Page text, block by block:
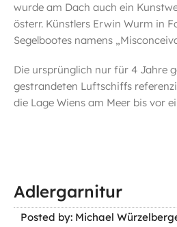
wurde am Dach auch ein
österr. Künstlers Erwin Wurm in
Segelbootes namens
Die ursprünglich nur für 4 Jahre
gestrandeten Luftschiffs
die Lage Wiens am Meer bis vor
Adlergarnitur
Posted by: Michael